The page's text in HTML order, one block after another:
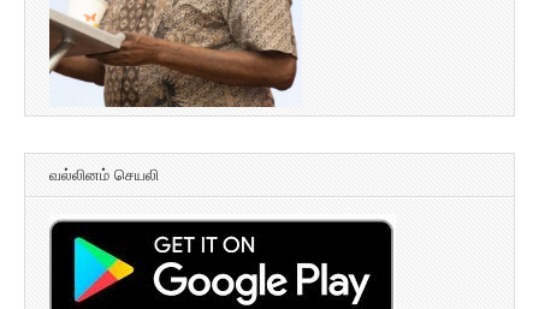
வல்லினம் செயலி